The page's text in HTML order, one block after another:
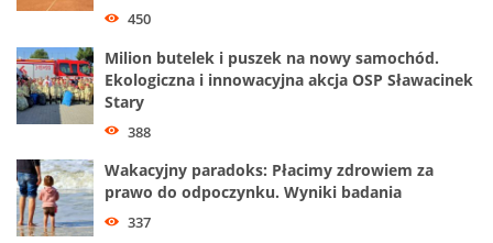
450
Milion butelek i puszek na nowy samochód.
Ekologiczna i innowacyjna akcja OSP Sławacinek
Stary
388
Wakacyjny paradoks: Płacimy zdrowiem za
prawo do odpoczynku. Wyniki badania
337